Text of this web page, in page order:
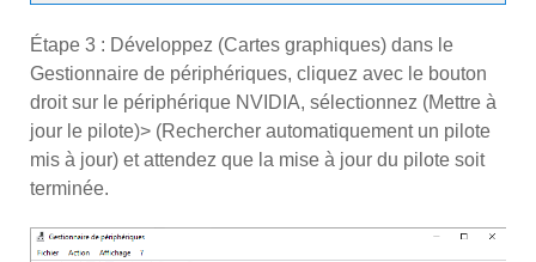
Étape 3 : Développez (Cartes graphiques) dans le
Gestionnaire de périphériques, cliquez avec le bouton
droit sur le périphérique NVIDIA, sélectionnez (Mettre à
jour le pilote)> (Rechercher automatiquement un pilote
mis à jour) et attendez que la mise à jour du pilote soit
terminée.